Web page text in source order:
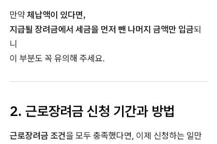
만약체납액이 있다면,
지급될 장려금에서 세금을 먼저 뺀 나머지 금액만 입금되
니
이 부분도 꼭 유의해 주세요.
2. 근로장려금 신청 기간과 방법
근로장려금 조건을 모두 충족했다면, 이제 신청하는 일만